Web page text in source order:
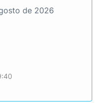
de 2026